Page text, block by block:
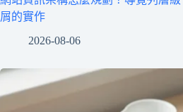
屑的實作
2026-08-06